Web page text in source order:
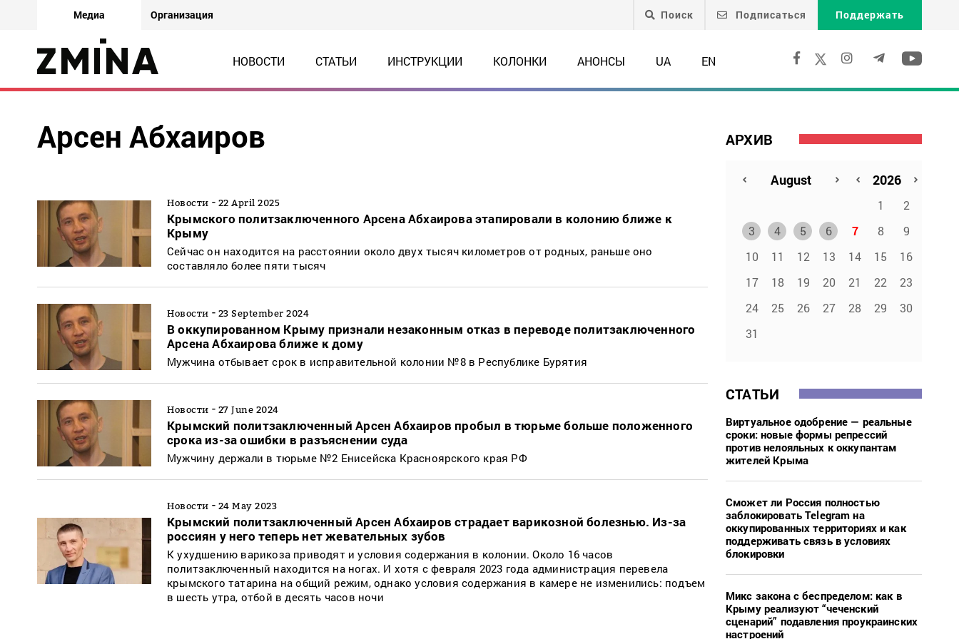
Медиа Организация Поиск Подписаться Поддержать
НОВОСТИ СТАТЬИ ИНСТРУКЦИИ КОЛОНКИ АНОНСЫ UA EN
Арсен Абхаиров
Новости - 22 April 2025
Крымского политзаключенного Арсена Абхаирова этапировали в колонию ближе к
Крыму
Сейчас он находится на расстоянии около двух тысяч километров от родных, раньше оно
составляло более пяти тысяч
Новости - 23 September 2024
В оккупированном Крыму признали незаконным отказ в переводе политзаключенного
Арсена Абхаирова ближе к дому
Мужчина отбывает срок в исправительной колонии №8 в Республике Бурятия
Новости - 27 June 2024
Крымский политзаключенный Арсен Абхаиров пробыл в тюрьме больше положенного
срока из-за ошибки в разъяснении суда
Мужчину держали в тюрьме №2 Енисейска Красноярского края РФ
Новости - 24 May 2023
Крымский политзаключенный Арсен Абхаиров страдает варикозной болезнью. Из-за
россиян у него теперь нет жевательных зубов
К ухудшению варикоза приводят и условия содержания в колонии. Около 16 часов
политзаключенный находится на ногах. И хотя с февраля 2023 года администрация перевела
крымского татарина на общий режим, однако условия содержания в камере не изменились: подъем
в шесть утра, отбой в десять часов ночи
АРХИВ
1
2
3
4 5 6 7 8
9
10
11 12 13 14 15
16
17
18 19 20 21 22
23
24
25 26 27 28 29
30
31
СТАТЬИ
Виртуальное одобрение — реальные
сроки: новые формы репрессий
против нелояльных к оккупантам
жителей Крыма
Сможет ли Россия полностью
заблокировать Telegram на
оккупированных территориях и как
поддерживать связь в условиях
блокировки
Микс закона с беспределом: как в
Крыму реализуют “чеченский
сценарий” подавления проукраинских
настроений